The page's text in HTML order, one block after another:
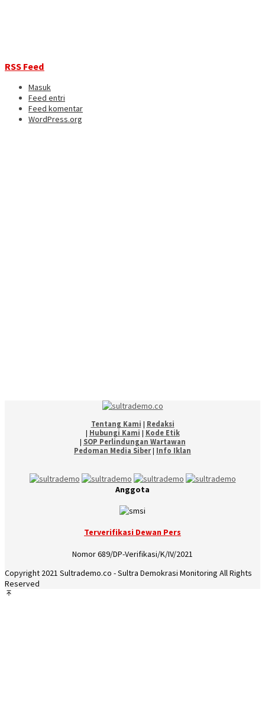
RSS Feed
Masuk
Feed entri
Feed komentar
WordPress.org
Tentang Kami | Redaksi
| Hubungi Kami | Kode Etik
| SOP Perlindungan Wartawan
Pedoman Media Siber| Info Iklan
Anggota
Terverifikasi Dewan Pers
Nomor 689/DP-Verifikasi/K/IV/2021
Copyright 2021 Sultrademo.co - Sultra Demokrasi Monitoring All Rights
Reserved